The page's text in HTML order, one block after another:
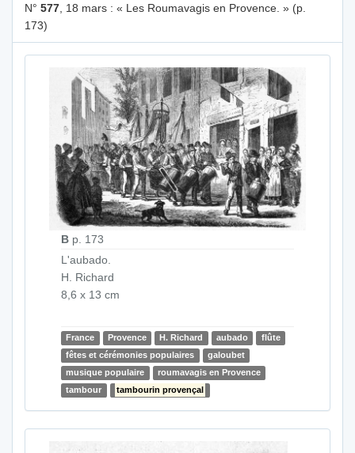
N° 577 , 18 mars : « Les Roumavagis en Provence. » (p.
173)
B p. 173
L'aubado.
H. Richard
8,6 x 13 cm
France Provence H. Richard aubado
flûte
fêtes et cérémonies populaires
galoubet
musique populaire
roumavagis en Provence
tambour
tambourin provençal